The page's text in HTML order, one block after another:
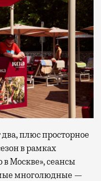
плюс просторное
в рамках
Москве», сеансы
многолюдные —